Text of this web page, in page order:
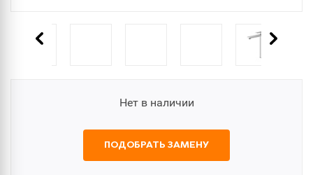
Нет в наличии
ПОДОБРАТЬ ЗАМЕНУ